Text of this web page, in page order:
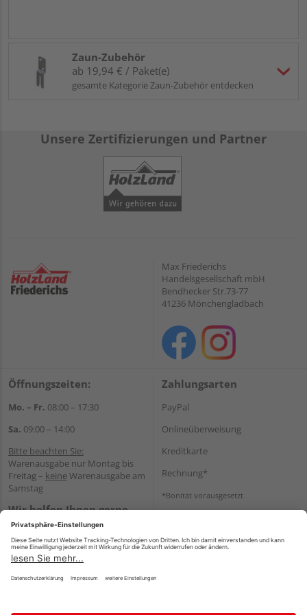
Zaun-Zubehör
ab 19,94 € / Paket(e)
gesamte Kategorie Zaun-Zubehör entdecken
Unsere Zertifizierungen und Partner
Max Friederichs
Handelsgesellschaft mbH
Bendhecker Str.73-77
41236 Mönchengladbach
Öffnungszeiten:
Mo. – Fr. 08:00 – 17:30
Sa. 09:00 – 14:00
Bitte beachten Sie:
Warenausgabe nur Montag bis
Freitag – keineWarenausgabe am
Samstag
Wir helfen Ihnen gerne
weiter
Tel.:+49 2166 9199137
E-Mail:holzland-
shop@friederichs-gmbh.de
Zahlungsarten
PayPal
Onlineüberweisung
Kreditkarte
Rechnung*
*Bonität vorausgesetzt
Impressum AGB Widerruf Datenschutz